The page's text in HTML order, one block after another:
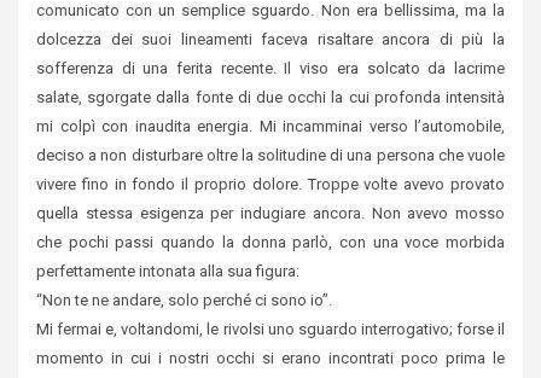
comunicato con un semplice sguardo. Non era bellissima, ma la
dolcezza dei suoi lineamenti faceva risaltare ancora di più la
sofferenza di una ferita recente. Il viso era solcato da lacrime
salate, sgorgate dalla fonte di due occhi la cui profonda intensità
mi colpì con inaudita energia. Mi incamminai verso l’automobile,
deciso a non disturbare oltre la solitudine di una persona che vuole
vivere fino in fondo il proprio dolore. Troppe volte avevo provato
quella stessa esigenza per indugiare ancora. Non avevo mosso
che pochi passi quando la donna parlò, con una voce morbida
perfettamente intonata alla sua figura:
“Non te ne andare, solo perché ci sono io”.
Mi fermai e, voltandomi, le rivolsi uno sguardo interrogativo; forse il
momento in cui i nostri occhi si erano incontrati poco prima le